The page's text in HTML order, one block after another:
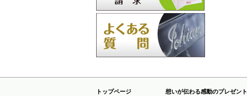
トップページ 想いが伝わる感動のプレゼント